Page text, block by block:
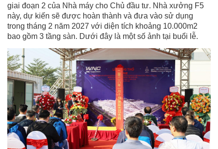
giai đoạn 2 của Nhà máy cho Chủ đầu tư. Nhà xưởng F5
này, dự kiến sẽ được hoàn thành và đưa vào sử dụng
trong tháng 2 năm 2027 với diện tích khoảng 10.000m2
bao gồm 3 tầng sàn. Dưới đây là một số ảnh tại buổi lễ.